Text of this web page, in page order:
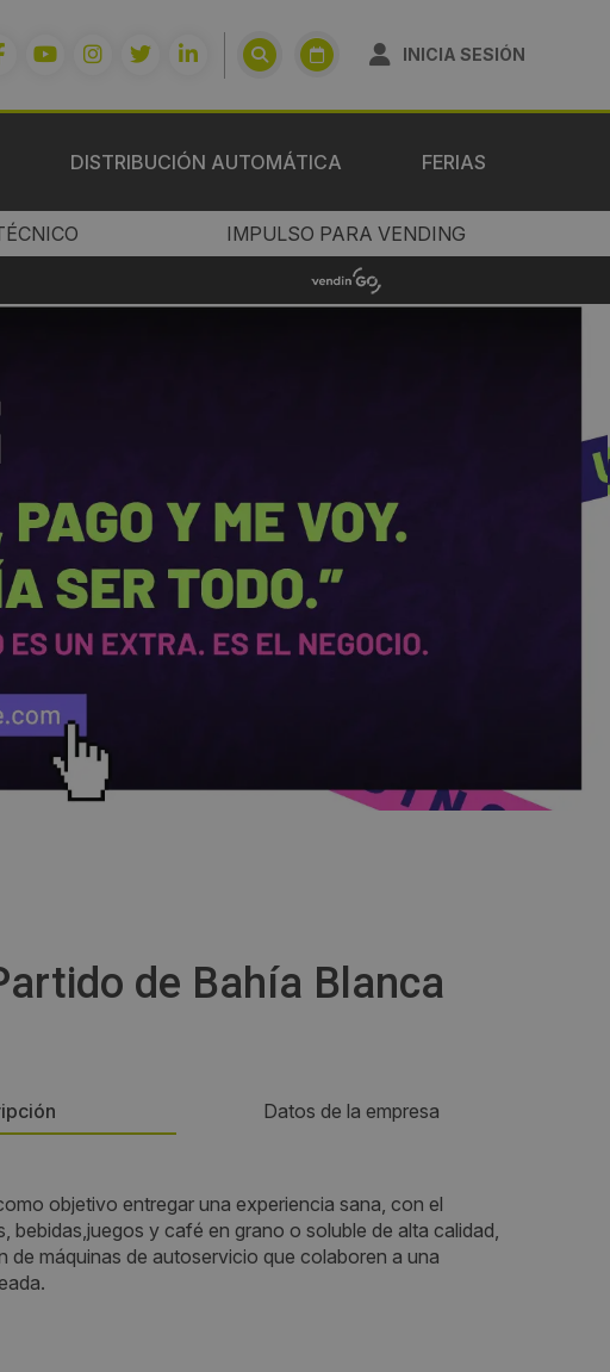
INICIA SESIÓN
DISTRIBUCIÓN AUTOMÁTICA FERIAS
IMPULSO PARA VENDING
de Bahía Blanca
Datos de la empresa
objetivo entregar una experiencia sana, con el
bebidas,juegos y café en grano o soluble de alta calidad,
de máquinas de autoservicio que colaboren a una
Paradero 10
+569 89050394